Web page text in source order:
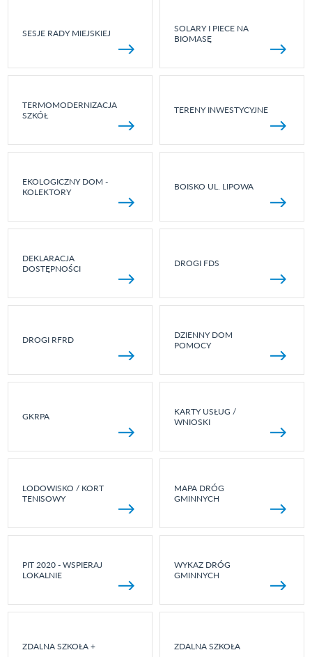
SESJE RADY MIEJSKIEJ
SOLARY I PIECE NA
BIOMASĘ
TERMOMODERNIZACJA
SZKÓŁ
TERENY INWESTYCYJNE
EKOLOGICZNY DOM -
KOLEKTORY
BOISKO UL. LIPOWA
DEKLARACJA
DOSTĘPNOŚCI
DROGI FDS
DROGI RFRD
DZIENNY DOM
POMOCY
GKRPA
KARTY USŁUG /
WNIOSKI
LODOWISKO / KORT
TENISOWY
MAPA DRÓG
GMINNYCH
PIT 2020 - WSPIERAJ
LOKALNIE
WYKAZ DRÓG
GMINNYCH
ZDALNA SZKOŁA + ZDALNA SZKOŁA